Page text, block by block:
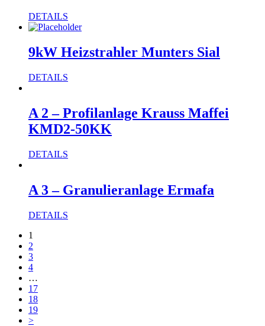
DETAILS
9kW Heizstrahler Munters Sial
DETAILS
A 2 – Profilanlage Krauss Maffei
KMD2-50KK
DETAILS
A 3 – Granulieranlage Ermafa
DETAILS
1
2
3
4
…
17
18
19
>